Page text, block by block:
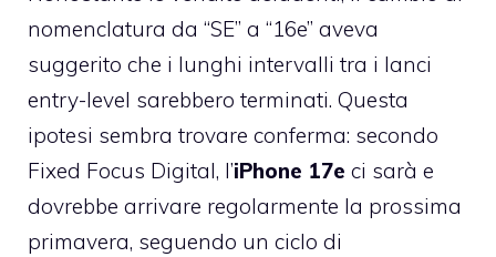
nomenclatura da “SE” a “16e” aveva
suggerito che i lunghi intervalli tra i lanci
entry-level sarebbero terminati. Questa
ipotesi sembra trovare conferma: secondo
Fixed Focus Digital, l’iPhone 17e ci sarà e
dovrebbe arrivare regolarmente la prossima
primavera, seguendo un ciclo di